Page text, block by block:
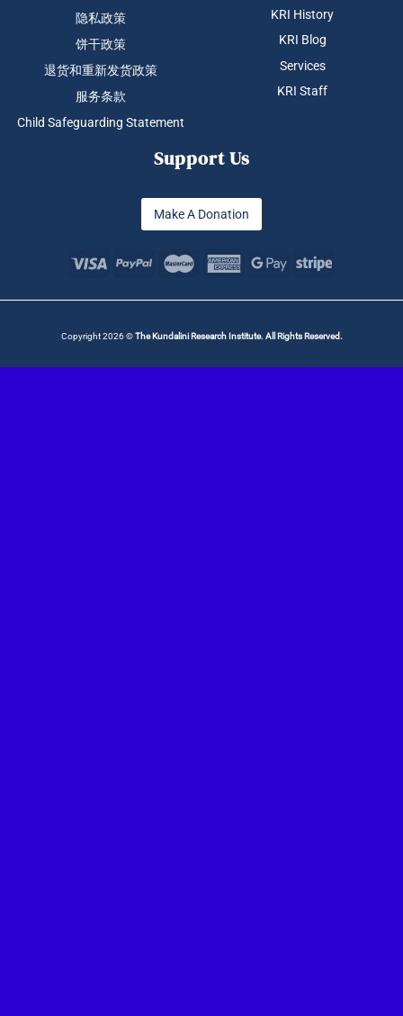
隐私政策
饼干政策
退货和重新发货政策
服务条款
Child Safeguarding Statement
KRI History
KRI Blog
Services
KRI Staff
Support Us
Make A Donation
Copyright 2026 ©The Kundalini Research Institute. All Rights Reserved.